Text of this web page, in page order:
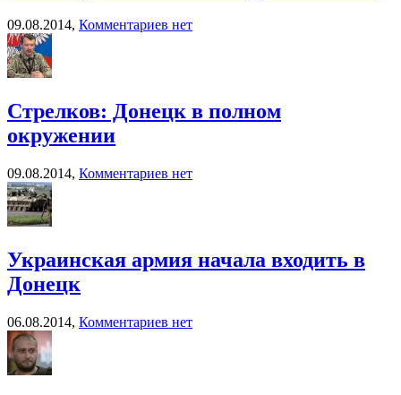
09.08.2014, Комментариев нет
Стрелков: Донецк в полном
окружении
09.08.2014, Комментариев нет
Украинская армия начала входить в
Донецк
06.08.2014, Комментариев нет